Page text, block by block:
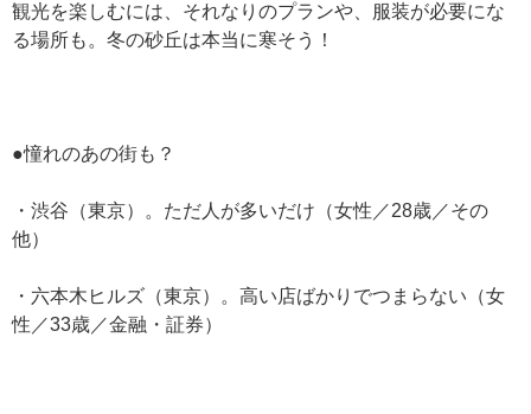
観光を楽しむには、それなりのプランや、服装が必要にな
る場所も。冬の砂丘は本当に寒そう！
●憧れのあの街も？
・渋谷（東京）。ただ人が多いだけ（女性／28歳／その
他）
・六本木ヒルズ（東京）。高い店ばかりでつまらない（女
性／33歳／金融・証券）